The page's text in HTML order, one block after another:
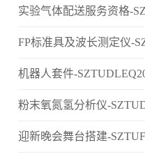
实验气体配送服务资格-
FP标准具及波长测定仪-
机器人套件-
粉末氧氮氢分析仪-
迎新晚会舞台搭建-